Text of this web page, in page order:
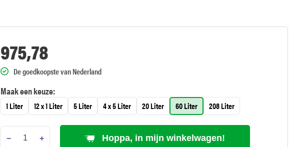
975,78
De goedkoopste van Nederland
Maak een keuze:
1 Liter 12 x 1 Liter 5 Liter 4 x 5 Liter 20 Liter 60 Liter 208 Liter
− + Hoppa, in mijn winkelwagen!